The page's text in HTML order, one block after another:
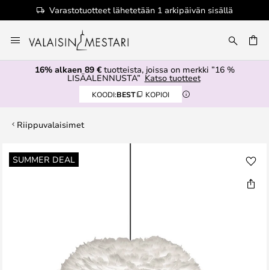
Varastotuotteet lähetetään 1 arkipäivän sisällä
to
Content
16% alkaen 89 €tuotteista, joissa on merkki ”16 %
LISÄALENNUSTA” Katso tuotteet
KOODI:BEST KOPIOI
Riippuvalaisimet
SUMMER DEAL
Skip
to